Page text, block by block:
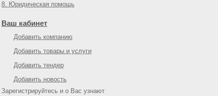
8. Юридическая помощь
Ваш кабинет
Добавить компанию
Добавить товары и услуги
Добавить тендер
Добавить новость
Зарегистрируйтесь и о Вас узнают